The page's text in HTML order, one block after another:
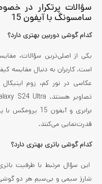
سامسونگ با آیفون 15
کدام گوشی دوربین بهتری دارد؟
یکی از اصلی‌ترین سؤالات،
است. کاربران به دنبال مقایسه
عکاسی در نور کم، زوم
برابری و آیفون
قدرت‌نمایی می‌کنند.
کدام گوشی باتری بهتری دارد؟
این سؤال مرتبط با ظرفیت